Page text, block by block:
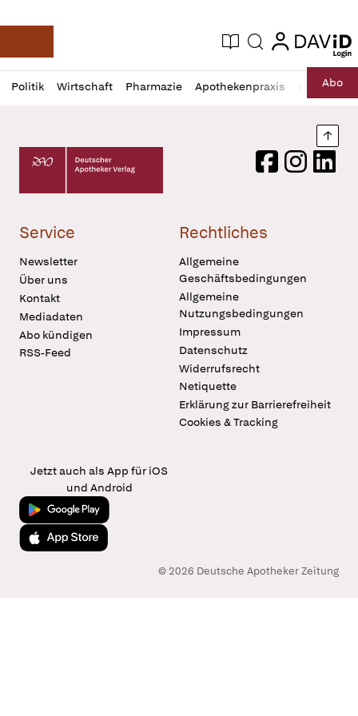
Deutsche Apotheker Zeitung
Aktuelle Ausgabe
Suche login
login
Politik Wirtschaft Pharmazie Apothekenpraxis RechtAbo
Profil
öffnen
Daz
Pur
Deutscher Apotheker Verlag Logo
FacebookInstagram
Service
Newsletter
Über uns
Kontakt
Mediadaten
Abo kündigen
RSS-Feed
Rechtliches
Allgemeine
Geschäftsbedingungen
Allgemeine
Nutzungsbedingungen
Impressum
Datenschutz
Widerrufsrecht
Netiquette
Erklärung zur Barrierefreiheit
Cookies & Tracking
Jetzt auch als App für iOS
und Android
Jetzt bei Google Play
Laden im App Store
© 2026 Deutsche Apotheker Zeitung